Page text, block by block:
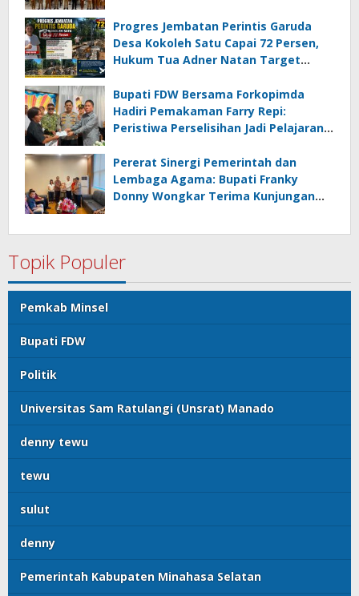
Minahasa Selatan
Progres Jembatan Perintis Garuda
Desa Kokoleh Satu Capai 72 Persen,
Hukum Tua Adner Natan Target
Bupati FDW Bersama Forkopimda
Hadiri Pemakaman Farry Repi:
Peristiwa Perselisihan Jadi Pelajaran,
Diutamakan
Pererat Sinergi Pemerintah dan
Lembaga Agama: Bupati Franky
Donny Wongkar Terima Kunjungan
Topik Populer
Pemkab Minsel
Bupati FDW
Politik
Universitas Sam Ratulangi (Unsrat) Manado
denny tewu
tewu
sulut
denny
Pemerintah Kabupaten Minahasa Selatan